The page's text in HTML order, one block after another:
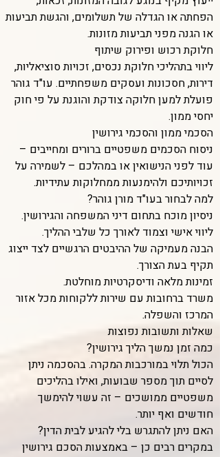
הפחתה או הגדלה של תשלומים, והגשת תביעות
או הגנה מפני תביעות מזונות.
חלוקת רכוש ופירוק שיתוף
ליווי בתהליכי חלוקת נכסים, זכויות סוציאליות,
דירות, חסכונות ועסקים משפחתיים. עו"ד גוהר
פועלת למען חלוקה צודקת והוגנת על פי חוק
יחסי ממון.
הסכמי ממון והסכמי גירושין
ניסוח הסכמים משפטיים ברורים ומחייבים –
עוד לפני הנישואין או במהלכם – לשמירה על
זכויותיכם ולהימנעות ממחלוקות עתידיות.
למה לבחור בעו"ד מורן גוהר?
ניסיון מוכח בתחום דיני המשפחה והגירושין.
ליווי אישי וצמוד לאורך כל שלבי ההליך.
הבנה מעמיקה של ההיבטים הרגשיים לצד ייצוג
תקיף בעת הצורך.
זמינות מלאה ודיסקרטיות מוחלטת.
משרד ברחובות עם שירות ללקוחות מכל אזור
המרכז והשפלה.
שאלות ותשובות נפוצות
כמה זמן נמשך הליך גירושין?
הכול תלוי במורכבות המקרה. בהסכמה ניתן
לסיים תוך מספר שבועות, ואילו בהליכים
משפטיים ממושכים – זה עשוי להימשך
חודשים ואף יותר.
האם ניתן להתגרש בלי להגיע לבית הדין?
במקרים רבים כן – באמצעות הסכם גירושין